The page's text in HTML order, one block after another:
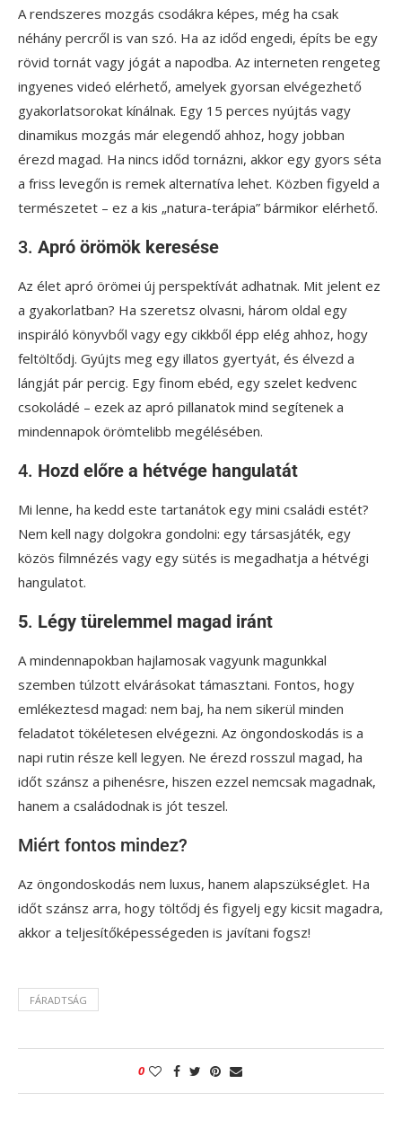
A rendszeres mozgás csodákra képes, még ha csak
néhány percről is van szó. Ha az időd engedi, építs be egy
rövid tornát vagy jógát a napodba. Az interneten rengeteg
ingyenes videó elérhető, amelyek gyorsan elvégezhető
gyakorlatsorokat kínálnak. Egy 15 perces nyújtás vagy
dinamikus mozgás már elegendő ahhoz, hogy jobban
érezd magad. Ha nincs időd tornázni, akkor egy gyors séta
a friss levegőn is remek alternatíva lehet. Közben figyeld a
természetet – ez a kis „natura-terápia” bármikor elérhető.
3. Apró örömök keresése
Az élet apró örömei új perspektívát adhatnak. Mit jelent ez
a gyakorlatban? Ha szeretsz olvasni, három oldal egy
inspiráló könyvből vagy egy cikkből épp elég ahhoz, hogy
feltöltődj. Gyújts meg egy illatos gyertyát, és élvezd a
lángját pár percig. Egy finom ebéd, egy szelet kedvenc
csokoládé – ezek az apró pillanatok mind segítenek a
mindennapok örömtelibb megélésében.
4. Hozd előre a hétvége hangulatát
Mi lenne, ha kedd este tartanátok egy mini családi estét?
Nem kell nagy dolgokra gondolni: egy társasjáték, egy
közös filmnézés vagy egy sütés is megadhatja a hétvégi
hangulatot.
5. Légy türelemmel magad iránt
A mindennapokban hajlamosak vagyunk magunkkal
szemben túlzott elvárásokat támasztani. Fontos, hogy
emlékeztesd magad: nem baj, ha nem sikerül minden
feladatot tökéletesen elvégezni. Az öngondoskodás is a
napi rutin része kell legyen. Ne érezd rosszul magad, ha
időt szánsz a pihenésre, hiszen ezzel nemcsak magadnak,
hanem a családodnak is jót teszel.
Miért fontos mindez?
Az öngondoskodás nem luxus, hanem alapszükséglet. Ha
időt szánsz arra, hogy töltődj és figyelj egy kicsit magadra,
akkor a teljesítőképességeden is javítani fogsz!
FÁRADTSÁG
0